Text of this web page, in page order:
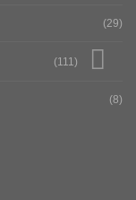
(29)
(111)
(8)